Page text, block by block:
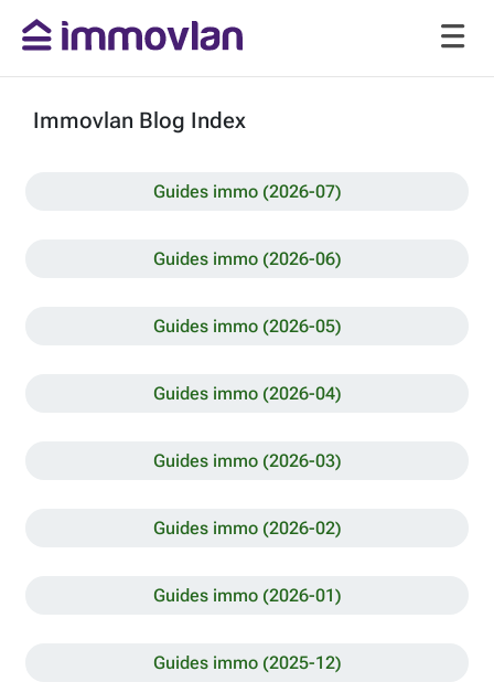
Immovlan Blog Index
Guides immo (2026-07)
Guides immo (2026-06)
Guides immo (2026-05)
Guides immo (2026-04)
Guides immo (2026-03)
Guides immo (2026-02)
Guides immo (2026-01)
Guides immo (2025-12)